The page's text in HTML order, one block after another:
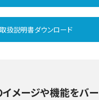
取扱説明書ダウンロード
メージや機能をバー